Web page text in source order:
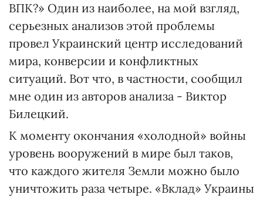
ВПК?» Один из наиболее, на мой взгляд,
серьезных анализов этой проблемы
провел Украинский центр исследований
мира, конверсии и конфликтных
ситуаций. Вот что, в частности, сообщил
мне один из авторов анализа - Виктор
Билецкий.
К моменту окончания «холодной» войны
уровень вооружений в мире был таков,
что каждого жителя Земли можно было
уничтожить раза четыре. «Вклад» Украины